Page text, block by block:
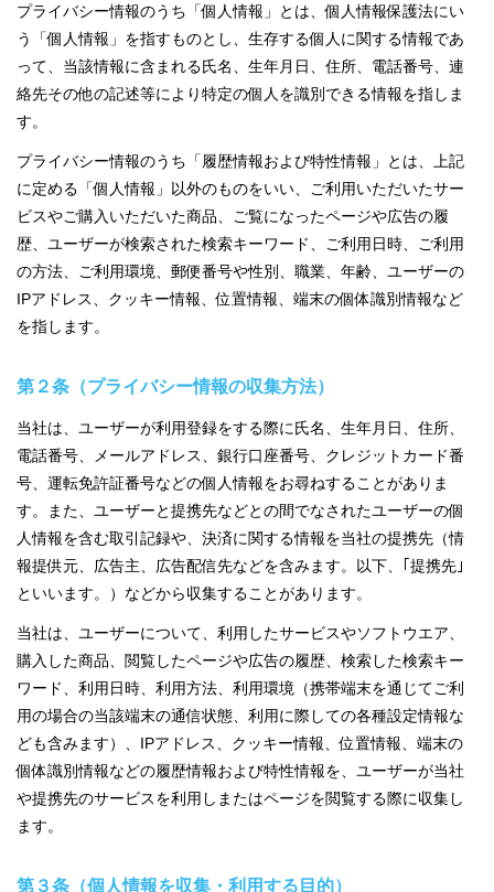
プライバシー情報のうち「個人情報」とは、個人情報保護法にい
う「個人情報」を指すものとし、生存する個人に関する情報であ
って、当該情報に含まれる氏名、生年月日、住所、電話番号、連
絡先その他の記述等により特定の個人を識別できる情報を指しま
す。
プライバシー情報のうち「履歴情報および特性情報」とは、上記
に定める「個人情報」以外のものをいい、ご利用いただいたサー
ビスやご購入いただいた商品、ご覧になったページや広告の履
歴、ユーザーが検索された検索キーワード、ご利用日時、ご利用
の方法、ご利用環境、郵便番号や性別、職業、年齢、ユーザーの
IPアドレス、クッキー情報、位置情報、端末の個体識別情報など
を指します。
第２条（プライバシー情報の収集方法）
当社は、ユーザーが利用登録をする際に氏名、生年月日、住所、
電話番号、メールアドレス、銀行口座番号、クレジットカード番
号、運転免許証番号などの個人情報をお尋ねすることがありま
す。また、ユーザーと提携先などとの間でなされたユーザーの個
人情報を含む取引記録や、決済に関する情報を当社の提携先（情
報提供元、広告主、広告配信先などを含みます。以下、｢提携先｣
といいます。）などから収集することがあります。
当社は、ユーザーについて、利用したサービスやソフトウエア、
購入した商品、閲覧したページや広告の履歴、検索した検索キー
ワード、利用日時、利用方法、利用環境（携帯端末を通じてご利
用の場合の当該端末の通信状態、利用に際しての各種設定情報な
ども含みます）、IPアドレス、クッキー情報、位置情報、端末の
個体識別情報などの履歴情報および特性情報を、ユーザーが当社
や提携先のサービスを利用しまたはページを閲覧する際に収集し
ます。
第３条（個人情報を収集・利用する目的）